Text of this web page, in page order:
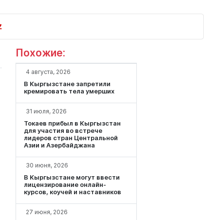
Похожие:
4 августа, 2026
В Кыргызстане запретили
кремировать тела умерших
31 июля, 2026
Токаев прибыл в Кыргызстан
для участия во встрече
лидеров стран Центральной
Азии и Азербайджана
30 июня, 2026
В Кыргызстане могут ввести
лицензирование онлайн-
курсов, коучей и наставников
27 июня, 2026